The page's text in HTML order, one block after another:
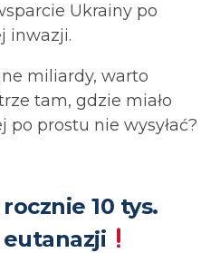
Ukrainy po
inwazji.
miliardy, warto
tam, gdzie miało
po prostu nie wysyłać?⁩
10 tys.